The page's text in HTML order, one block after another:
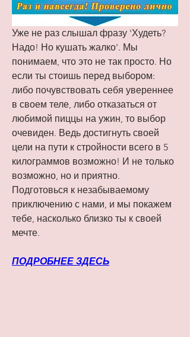
Уже не раз слышал фразу 'Худеть?
Надо! Но кушать жалко'. Мы
понимаем, что это не так просто. Но
если ты стоишь перед выбором:
либо почувствовать себя увереннее
в своем теле, либо отказаться от
любимой пиццы на ужин, то выбор
очевиден. Ведь достигнуть своей
цели на пути к стройности всего в 5
килограммов возможно! И не только
возможно, но и приятно.
Подготовься к незабываемому
приключению с нами, и мы покажем
тебе, насколько близко ты к своей
мечте.
ПОДРОБНЕЕ ЗДЕСЬ